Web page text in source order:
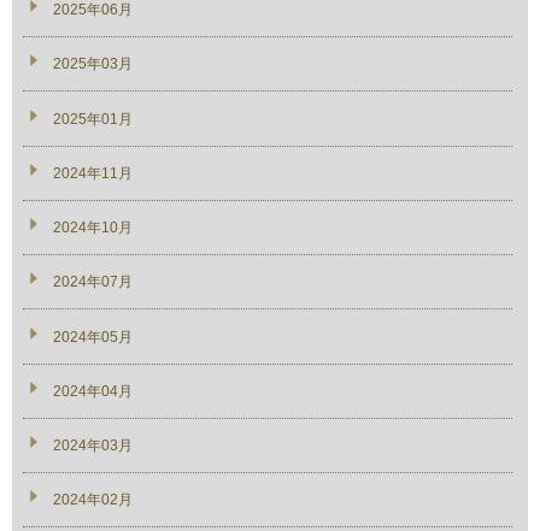
2025年06月
2025年03月
2025年01月
2024年11月
2024年10月
2024年07月
2024年05月
2024年04月
2024年03月
2024年02月